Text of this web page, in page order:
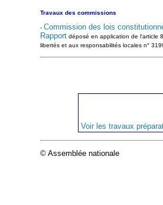
Travaux des commissions
- Commission des lois
Rapportdéposé en application de l'article
libertés et aux responsabilités locales n°
Voir les travaux
© Assemblée nationale